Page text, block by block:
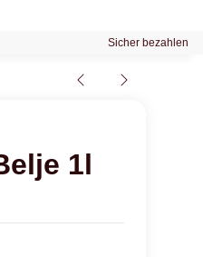
Sicher bezahlen
1l